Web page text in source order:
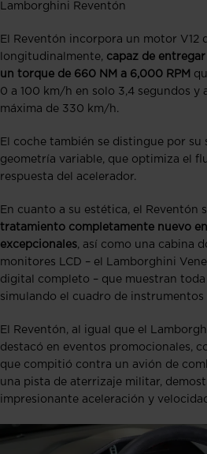
Lamborghini Reventón
El Reventón incorpora un motor V12
longitudinalmente, capaz de
un torque de 660 NM a 6,000 RPM
0 a 100 km/h en solo 3,4 segundos y
máxima de 330 km/h.
El coche también se distingue por su
geometría variable, que optimiza el
respuesta del acelerador​​.
En cuanto a su estética, el Reventón
tratamiento completamente nuevo
excepcionales, así como una cabina
monitores LCD – el Lamborghini
digital completo – que muestran
simulando el cuadro de instrumentos
El Reventón, al igual que el
destacó en eventos promocionales,
que compitió contra un avión de
una pista de aterrizaje militar,
impresionante aceleración y